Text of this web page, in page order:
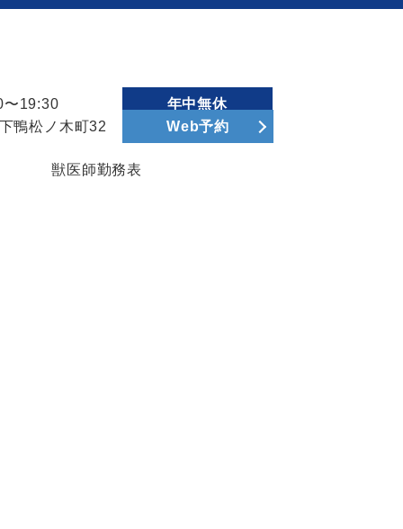
〜19:30
年中無休
鴨松ノ木町32
Web予約
獣医師勤務表